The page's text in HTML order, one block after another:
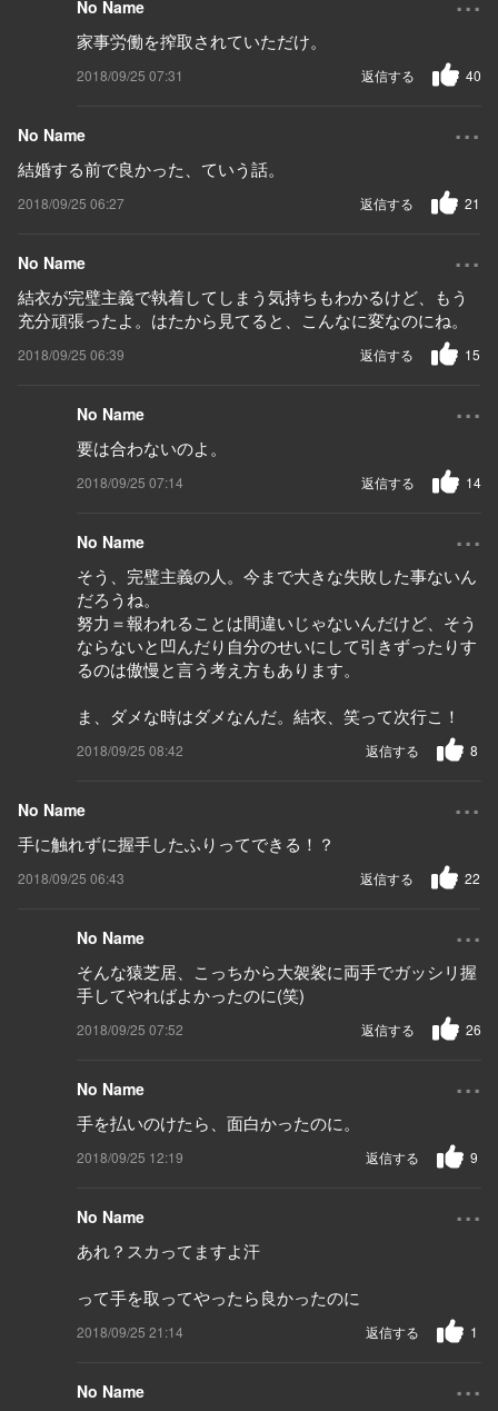
No Name
家事労働を搾取されていただけ。
2018/09/25 07:31 40
返信する
No Name ...
結婚する前で良かった、ていう話。
2018/09/25 06:27 21
返信する
No Name ...
結衣が完璧主義で執着してしまう気持ちもわかるけど、もう
充分頑張ったよ。はたから見てると、こんなに変なのにね。
2018/09/25 06:39 15
返信する
No Name ...
要は合わないのよ。
2018/09/25 07:14 14
返信する
No Name ...
そう、完璧主義の人。今まで大きな失敗した事ないん
だろうね。
努力＝報われることは間違いじゃないんだけど、そう
ならないと凹んだり自分のせいにして引きずったりす
るのは傲慢と言う考え方もあります。
ま、ダメな時はダメなんだ。結衣、笑って次行こ！
2018/09/25 08:42 8
返信する
No Name ...
手に触れずに握手したふりってできる！？
2018/09/25 06:43 22
返信する
No Name ...
そんな猿芝居、こっちから大袈裟に両手でガッシリ握
手してやればよかったのに(笑)
2018/09/25 07:52 26
返信する
No Name ...
手を払いのけたら、面白かったのに。
2018/09/25 12:19 9
返信する
No Name ...
あれ？スカってますよ汗
って手を取ってやったら良かったのに
2018/09/25 21:14 1
返信する
No Name ...